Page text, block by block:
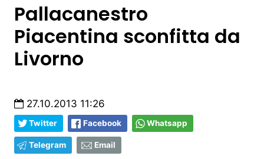
Pallacanestro
Piacentina sconfitta da
Livorno
27.10.2013 11:26
Twitter Facebook Whatsapp
Telegram Email